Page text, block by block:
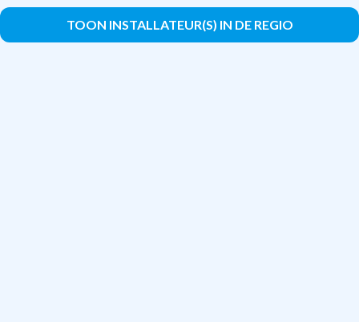
TOON INSTALLATEUR(S) IN DE REGIO